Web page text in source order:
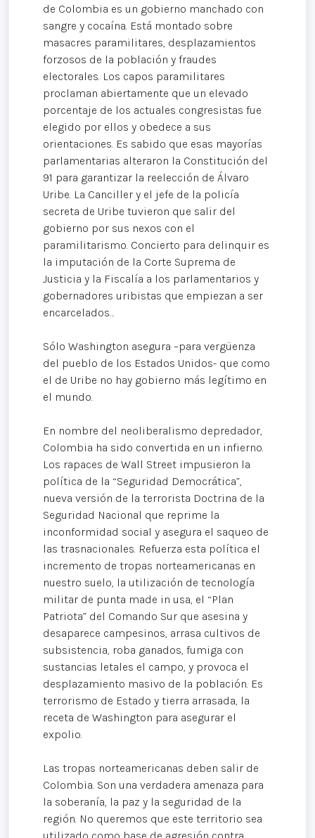
de Colombia es un gobierno manchado con
sangre y cocaína. Está montado sobre
masacres paramilitares, desplazamientos
forzosos de la población y fraudes
electorales. Los capos paramilitares
proclaman abiertamente que un elevado
porcentaje de los actuales congresistas fue
elegido por ellos y obedece a sus
orientaciones. Es sabido que esas mayorías
parlamentarias alteraron la Constitución del
91 para garantizar la reelección de Álvaro
Uribe. La Canciller y el jefe de la policía
secreta de Uribe tuvieron que salir del
gobierno por sus nexos con el
paramilitarismo. Concierto para delinquir es
la imputación de la Corte Suprema de
Justicia y la Fiscalía a los parlamentarios y
gobernadores uribistas que empiezan a ser
encarcelados…
Sólo Washington asegura –para vergüenza
del pueblo de los Estados Unidos- que como
el de Uribe no hay gobierno más legítimo en
el mundo.
En nombre del neoliberalismo depredador,
Colombia ha sido convertida en un infierno.
Los rapaces de Wall Street impusieron la
política de la “Seguridad Democrática”,
nueva versión de la terrorista Doctrina de la
Seguridad Nacional que reprime la
inconformidad social y asegura el saqueo de
las trasnacionales. Refuerza esta política el
incremento de tropas norteamericanas en
nuestro suelo, la utilización de tecnología
militar de punta made in usa, el “Plan
Patriota” del Comando Sur que asesina y
desaparece campesinos, arrasa cultivos de
subsistencia, roba ganados, fumiga con
sustancias letales el campo, y provoca el
desplazamiento masivo de la población. Es
terrorismo de Estado y tierra arrasada, la
receta de Washington para asegurar el
expolio.
Las tropas norteamericanas deben salir de
Colombia. Son una verdadera amenaza para
la soberanía, la paz y la seguridad de la
región. No queremos que este territorio sea